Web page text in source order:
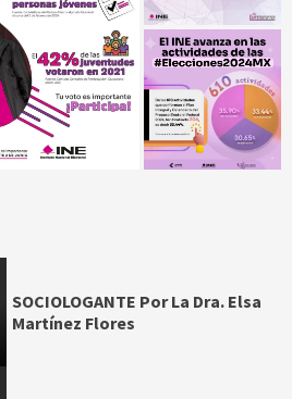
SOCIOLOGANTE Por La Dra. Elsa
Martínez Flores